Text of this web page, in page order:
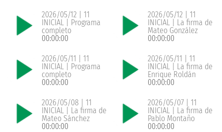
2026/05/12 | 11
INICIAL | Programa
completo
00:00:00
2026/05/12 | 11
INICIAL | La firma de
Mateo González
00:00:00
2026/05/11 | 11
INICIAL | Programa
completo
00:00:00
2026/05/11 | 11
INICIAL | La firma de
Enrique Roldán
00:00:00
2026/05/08 | 11
INICIAL | La firma de
Mateo Sánchez
00:00:00
2026/05/07 | 11
INICIAL | La firma de
Pablo Montaño
00:00:00